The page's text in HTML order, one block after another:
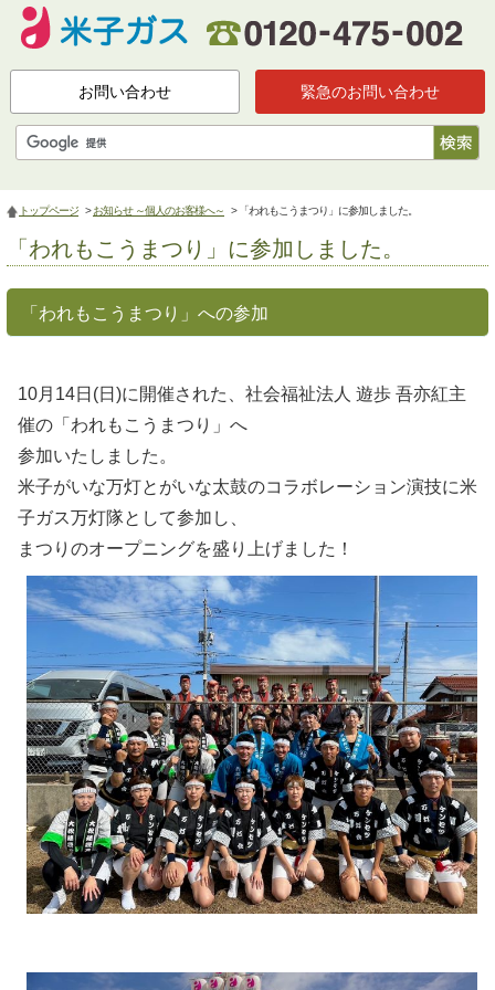
緊急のお問い合わせ
お問い合わせ
トップページ >お知らせ ～個人のお客様へ～ > 「われもこうまつり」に参加しました。
「われもこうまつり」に参加しました。
「われもこうまつり」への参加
10月14日(日)に開催された、社会福祉法人 遊歩 吾亦紅主
催の「われもこうまつり」へ
参加いたしました。
米子がいな万灯とがいな太鼓のコラボレーション演技に米
子ガス万灯隊として参加し、
まつりのオープニングを盛り上げました！